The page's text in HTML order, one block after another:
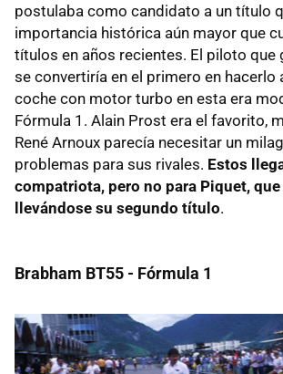
postulaba como candidato a un título
importancia histórica aún mayor que
títulos en años recientes. El piloto que
se convertiría en el primero en hacerlo
coche con motor turbo en esta era
Fórmula 1. Alain Prost era el favorito,
René Arnoux parecía necesitar un
problemas para sus rivales. Estos
compatriota, pero no para Piquet,
llevándose su segundo título.
Brabham BT55 - Fórmula 1